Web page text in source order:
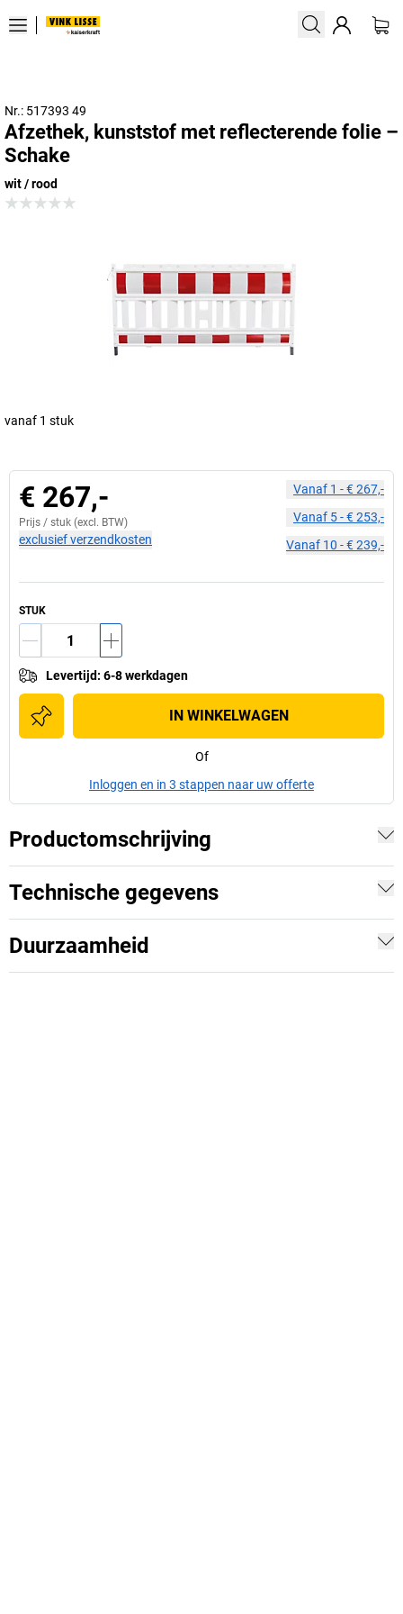
Nr.: 517393 49
Afzethek, kunststof met reflecterende folie –
Schake
wit / rood
vanaf 1 stuk
€ 267,-
Prijs / stuk (excl. BTW)
exclusief verzendkosten
Vanaf 1 -€ 267,-
Vanaf 5-€ 253,-
Vanaf 10 -€ 239,-
STUK
Levertijd: 6-8 werkdagen
IN WINKELWAGEN
Of
Inloggen en in 3 stappen naar uw offerte
Productomschrijving
Technische gegevens
Duurzaamheid